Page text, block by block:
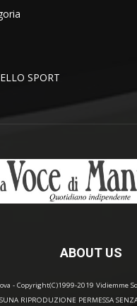
SPORT
ABOUT US
- Copyright(C)1999-2019 Vidiemme
RIPRODUZIONE PERMESSA